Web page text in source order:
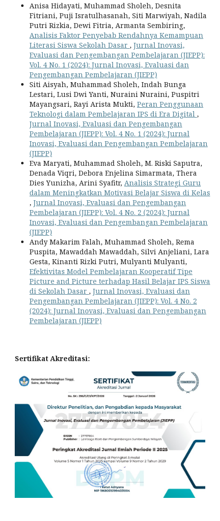
Anisa Hidayati, Muhammad Sholeh, Desnita
Fitriani, Puji Isratulhasanah, Siti Marwiyah, Nadila
Putri Rizkia, Dewi Fitria, Armanta Sembiring,
Analisis Faktor Penyebab Rendahnya Kemampuan
Literasi Siswa Sekolah Dasar , Jurnal Inovasi,
Evaluasi dan Pengembangan Pembelajaran (JIEPP):
Vol. 4 No. 1 (2024): Jurnal Inovasi, Evaluasi dan
Pengembangan Pembelajaran (JIEPP)
Siti Aisyah, Muhammad Sholeh, Indah Bunga
Lestari, Lusi Dwi Yanti, Nuraini Nuraini, Puspitri
Mayangsari, Rayi Arista Mukti, Peran Penggunaan
Teknologi dalam Pembelajaran IPS di Era Digital ,
Jurnal Inovasi, Evaluasi dan Pengembangan
Pembelajaran (JIEPP): Vol. 4 No. 1 (2024): Jurnal
Inovasi, Evaluasi dan Pengembangan Pembelajaran
(JIEPP)
Eva Maryati, Muhammad Sholeh, M. Riski Saputra,
Denada Viqri, Debora Enjelina Simarmata, Thera
Dies Yunizha, Arini Syafitr, Analisis Strategi Guru
dalam Meningkatkan Motivasi Belajar Siswa di Kelas
, Jurnal Inovasi, Evaluasi dan Pengembangan
Pembelajaran (JIEPP): Vol. 4 No. 2 (2024): Jurnal
Inovasi, Evaluasi dan Pengembangan Pembelajaran
(JIEPP)
Andy Makarim Falah, Muhammad Sholeh, Rema
Puspita, Mawaddah Mawaddah, Silvi Anjeliani, Lara
Gesta, Kinanti Rizki Putri, Mulyanti Mulyanti,
Efektivitas Model Pembelajaran Kooperatif Tipe
Picture and Picture terhadap Hasil Belajar IPS Siswa
di Sekolah Dasar , Jurnal Inovasi, Evaluasi dan
Pengembangan Pembelajaran (JIEPP): Vol. 4 No. 2
(2024): Jurnal Inovasi, Evaluasi dan Pengembangan
Pembelajaran (JIEPP)
Sertifikat Akreditasi: